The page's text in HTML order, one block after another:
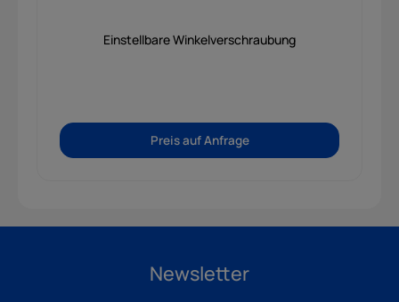
Einstellbare Winkelverschraubung
Preis auf Anfrage
Newsletter